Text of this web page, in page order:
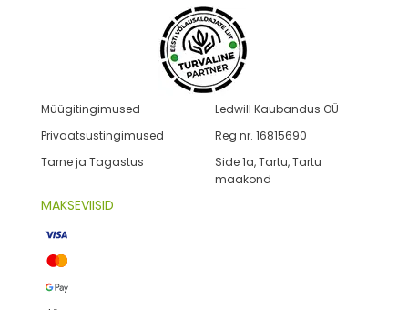
Müügitingimused
Privaatsustingimused
Tarne ja Tagastus
Ledwill Kaubandus OÜ
Reg nr. 16815690
Side 1a, Tartu, Tartu
maakond
MAKSEVIISID